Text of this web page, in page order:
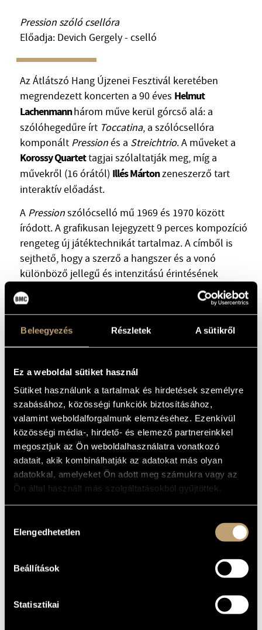
Beleegyezés Részletek A sütikről
Ez a weboldal sütiket használ
Sütiket használunk a tartalmak és hirdetések személyre
szabásához, közösségi funkciók biztosításához,
valamint weboldalforgalmunk elemzéséhez. Ezenkívül
közösségi média-, hirdető- és elemező partnereinkkel
megosztjuk az Ön weboldalhasználatra vonatkozó
adatait, akik kombinálhatják az adatokat más olyan
adatokkal, amelyeket Ön adott meg számukra vagy az
Ön által használt más szolgáltatásokból gyűjtöttek.
kiválasztása
Elengedhetetlen
Beállítások
Statisztikai
Pression szóló csellóra
Előadja: Devich Gergely - cselló
Az Átlátszó Hang Újzenei Fesztivál keretében
megrendezett koncerten a 90 éves Helmut
Lachenmannhárom műve kerül górcső alá: a
szólóhegedűre írt Toccatina, a szólócsellóra
komponált Pressionés a Streichtrio. A műveket a
Korossy Quartettagjai szólaltatják meg, míg a
művekről (16 órától) Illés Mártonzeneszerző tart
interaktív előadást.
A Pressionszólócselló mű 1969 és 1970 között
íródott. A grafikusan lejegyzett 9 perces kompozíció
rengeteg új játéktechnikát tartalmaz. A címből is
sejthető, hogy a szerző a hangszer és a vonó
különböző jellegű és intenzitású érintésének
("nyomásának") segítségével, kopogtatással,
simogatással, ütögetéssel, dörzsöléssel alakítja ki a
mű hangzásképét.
Az 1986-ban komponáltToccatina
eredetileg az Igor
Ozim szerkesztésében megjelenő"Studien zum
Spielen Neuer Musik für Violine"
koncertetűd számos szokatlan technikai
játékmódban bővelkedik, amely mára nagyon
népszerűvé vált és a világ legrangosabb helyein
csendül fel.
Lachenmann az 1965-ben írt vonóstriójáról a
következőképpen gondolkodik:"Legkésőbb ennek
a műnek a komponálásakor tudatosult bennem,
hogy a zenei kifejezés ereje kizárólag a határok
átalakításából fakad. A vonóstrióban ez kezdetleges
munkáim ennek a kiindulópontjából fejlesztették ki